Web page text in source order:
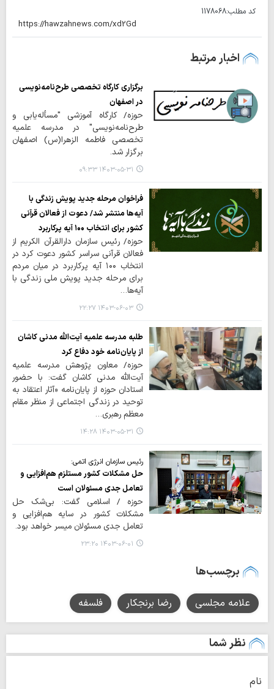
کد مطلب:1178068
اخبار مرتبط
برگزاری کارگاه تخصصی طرح‌نامه‌نویسی
در اصفهان
حوزه/ کارگاه آموزشی "مسأله‌یابی و
طرح‌نامه‌نویسی" در مدرسه علمیه
تخصصی فاطمه الزهرا(س) اصفهان
برگزار شد.
۱۴۰۳-۰۵-۳۱ ۰۹:۳۳
فراخوان مرحله جدید پویش زندگی با
آیه‌ها منتشر شد/ دعوت از فعالان قرآنی
کشور برای انتخاب ۱۰۰ آیه پرکاربرد
حوزه/ رئیس سازمان دارالقرآن الکریم از
فعالان قرآنی سراسر کشور دعوت کرد در
انتخاب ۱۰۰ آیه پرکاربرد در میان مردم
برای مرحله جدید پویش ملی زندگی با
آیه‌ها…
۱۴۰۳-۰۶-۰۳ ۲۲:۲۷
طلبه مدرسه علمیه آیت‌الله مدنی کاشان
از پایان‌نامه خود دفاع کرد
حوزه/ معاون پژوهش مدرسه علمیه
آیت‌الله مدنی کاشان گفت: با حضور
استادان حوزه از پایان‌نامه «آثار اعتقاد به
توحید در زندگی اجتماعی از منظر مقام
معظم رهبری…
۱۴۰۳-۰۵-۳۱ ۱۴:۲۸
رئیس سازمان انرژی اتمی:
حل مشکلات کشور مستلزم هم‌افزایی و
تعامل جدی مسئولان است
حوزه / اسلامی گفت: بی‌شک حل
مشکلات کشور در سایه هم‌افزایی و
تعامل جدی مسئولان میسر خواهد بود.
۱۴۰۳-۰۶-۰۱ ۲۳:۲۰
برچسب‌ها
علامه مجلسی رضا برنجکار فلسفه
نظر شما
نام